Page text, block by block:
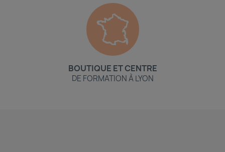
BOUTIQUE ET CENTRE
DE FORMATION À LYON